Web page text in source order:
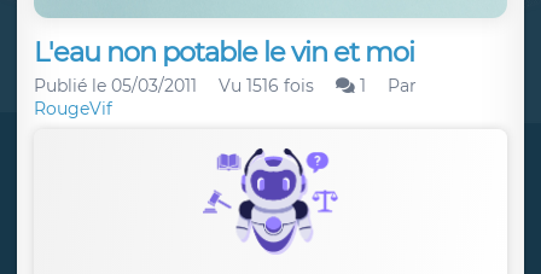
L'eau non potable le vin et moi
Publié le 05/03/2011 Vu 1516 fois 1
Par
RougeVif